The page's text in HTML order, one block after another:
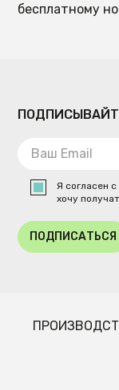
бесплатному
Я согласен с
хочу
ПОДПИСАТЬСЯ